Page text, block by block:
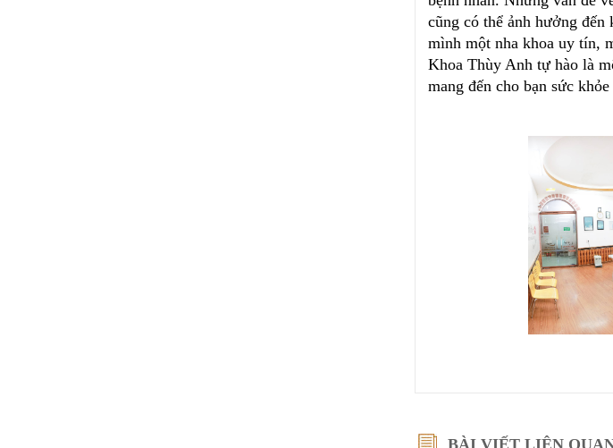
cũng có thể ảnh hưởng
mình một nha khoa uy tín,
Khoa Thùy Anh tự hào là
mang đến cho bạn sức
BÀI VIẾT LIÊN